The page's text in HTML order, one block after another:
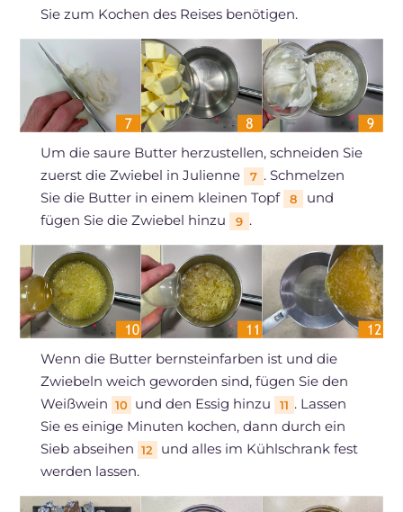
Sie zum Kochen des Reises benötigen.
Um die saure Butter herzustellen, schneiden Sie
zuerst die Zwiebel in Julienne
7 . Schmelzen
Sie die Butter in einem kleinen Topf
8
und
fügen Sie die Zwiebel hinzu
9 .
Wenn die Butter bernsteinfarben ist und die
Zwiebeln weich geworden sind, fügen Sie den
Weißwein 10 und den Essig hinzu 11 . Lassen
Sie es einige Minuten kochen, dann durch ein
Sieb abseihen 12
und alles im Kühlschrank fest
werden lassen.